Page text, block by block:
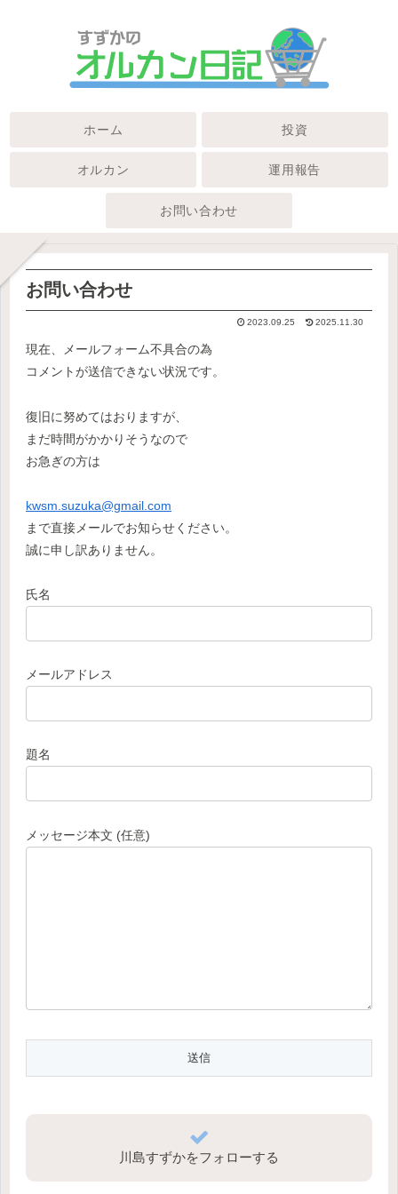
ホーム 投資
オルカン 運用報告
お問い合わせ
お問い合わせ
2023.09.25 2025.11.30
現在、メールフォーム不具合の為
コメントが送信できない状況です。
復旧に努めてはおりますが、
まだ時間がかかりそうなので
お急ぎの方は
kwsm.suzuka@gmail.com
まで直接メールでお知らせください。
誠に申し訳ありません。
氏名
メールアドレス
題名
メッセージ本文 (任意)
川島すずかをフォローする